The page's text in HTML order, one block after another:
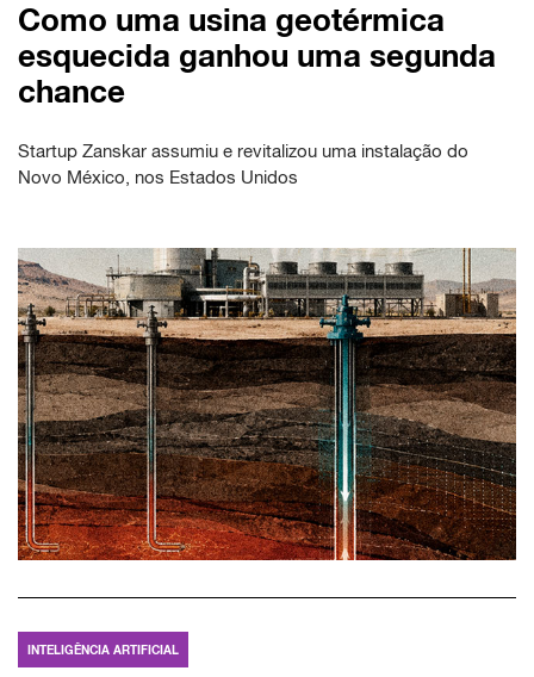
Como uma usina geotérmica
esquecida ganhou uma segunda
chance
Startup Zanskar assumiu e revitalizou uma instalação do
Novo México, nos Estados Unidos
INTELIGÊNCIA ARTIFICIAL